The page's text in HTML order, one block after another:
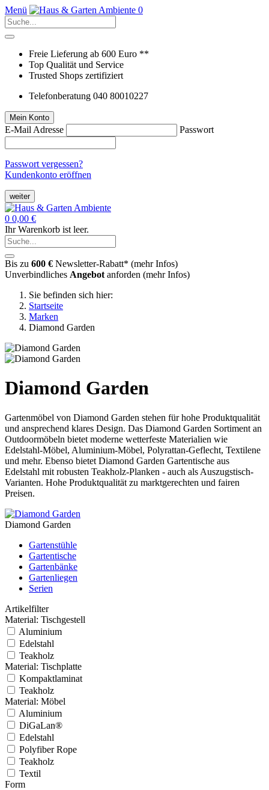
Menü 0
Freie Lieferung ab 600 Euro **
Top Qualität und Service
Trusted Shops zertifiziert
Telefonberatung 040 80010227
Mein Konto
E-Mail Adresse Passwort
Passwort vergessen?
Kundenkonto eröffnen
weiter
0 0,00 €
Ihr Warenkorb ist leer.
Bis zu 600 € Newsletter-Rabatt* (mehr Infos)
Unverbindliches Angebot anforden (mehr Infos)
Sie befinden sich hier:
Startseite
Marken
Diamond Garden
Diamond Garden
Gartenmöbel von Diamond Garden stehen für hohe Produktqualität
und ansprechend klares Design. Das Diamond Garden Sortiment an
Outdoormöbeln bietet moderne wetterfeste Materialien wie
Edelstahl-Möbel, Aluminium-Möbel, Polyrattan-Geflecht, Textilene
und mehr. Ebenso bietet Diamond Garden Gartentische aus
Edelstahl mit robusten Teakholz-Planken - auch als Auszugstisch-
Varianten. Hohe Produktqualität zu marktgerechten und fairen
Preisen.
Diamond Garden
Gartenstühle
Gartentische
Gartenbänke
Gartenliegen
Serien
Artikelfilter
Material: Tischgestell
Aluminium
Edelstahl
Teakholz
Material: Tischplatte
Kompaktlaminat
Teakholz
Material: Möbel
Aluminium
DiGaLan®
Edelstahl
Polyfiber Rope
Teakholz
Textil
Form